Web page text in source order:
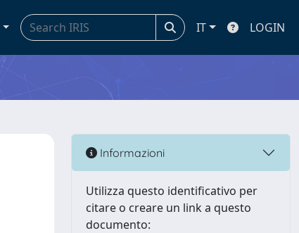
IT LOGIN
Informazioni
Utilizza questo identificativo per
citare o creare un link a questo
documento: